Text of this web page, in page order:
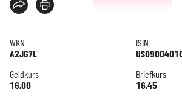
WKN
A2JG7L
ISIN
Geldkurs
16,00
Briefkurs
16,45